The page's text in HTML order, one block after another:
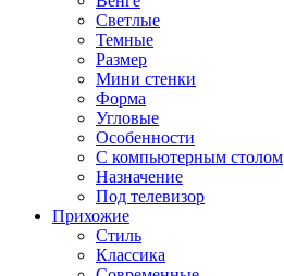
Светлые
Темные
Размер
Мини стенки
Форма
Угловые
Особенности
С компьютерным столом
Назначение
Под телевизор
Прихожие
Стиль
Классика